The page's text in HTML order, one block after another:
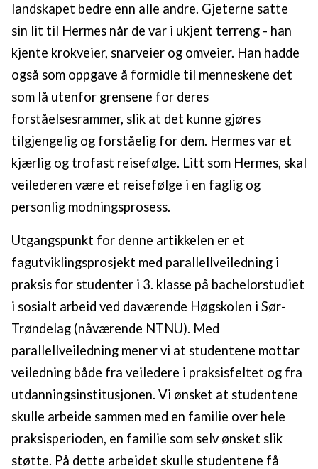
landskapet bedre enn alle andre. Gjeterne satte
sin lit til Hermes når de var i ukjent terreng - han
kjente krokveier, snarveier og omveier. Han hadde
også som oppgave å formidle til menneskene det
som lå utenfor grensene for deres
forståelsesrammer, slik at det kunne gjøres
tilgjengelig og forståelig for dem. Hermes var et
kjærlig og trofast reisefølge. Litt som Hermes, skal
veilederen være et reisefølge i en faglig og
personlig modningsprosess.
Utgangspunkt for denne artikkelen er et
fagutviklingsprosjekt med parallellveiledning i
praksis for studenter i 3. klasse på bachelorstudiet
i sosialt arbeid ved daværende Høgskolen i Sør-
Trøndelag (nåværende NTNU). Med
parallellveiledning mener vi at studentene mottar
veiledning både fra veiledere i praksisfeltet og fra
utdanningsinstitusjonen. Vi ønsket at studentene
skulle arbeide sammen med en familie over hele
praksisperioden, en familie som selv ønsket slik
støtte. På dette arbeidet skulle studentene få